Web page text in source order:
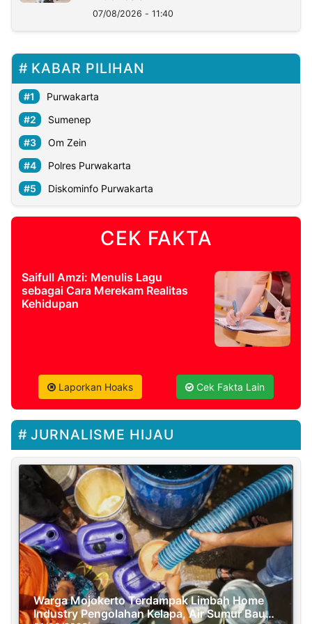
07/08/2026 - 11:40
KABAR PILIHAN
Purwakarta
Sumenep
Om Zein
Polres Purwakarta
Diskominfo Purwakarta
CEK FAKTA
Saifull Amzi: Menulis Lagu
sebagai Cara Merekam Realitas
Kehidupan
Laporkan Hoaks Cek Fakta Lain
JURNALISME HIJAU
Warga Mojokerto Terdampak Limbah Home
Industry Pengolahan Kelapa, Air Sumur Bau